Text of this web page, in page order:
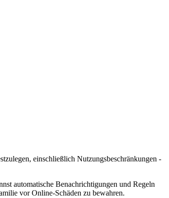
einschließlich Nutzungsbeschränkungen -
automatische Benachrichtigungen und Regeln
vor Online-Schäden zu bewahren.